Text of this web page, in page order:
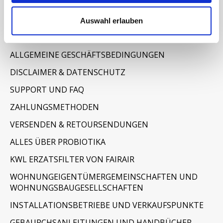
Auswahl erlauben
IMPRESSUM
ALLGEMEINE GESCHÄFTSBEDINGUNGEN
DISCLAIMER & DATENSCHUTZ
SUPPORT UND FAQ
ZAHLUNGSMETHODEN
VERSENDEN & RETOURSENDUNGEN
ALLES ÜBER PROBIOTIKA
KWL ERZATSFILTER VON FAIRAIR
WOHNUNGEIGENTÜMERGEMEINSCHAFTEN UND
WOHNUNGSBAUGESELLSCHAFTEN
INSTALLATIONSBETRIEBE UND VERKAUFSPUNKTE